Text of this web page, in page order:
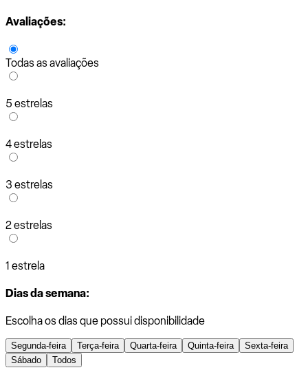
Avaliações:
Todas as avaliações
5 estrelas
4 estrelas
3 estrelas
2 estrelas
1 estrela
Dias da semana:
Escolha os dias que possui disponibilidade
Segunda-feira Terça-feira Quarta-feira Quinta-feira
Sexta-feira
Sábado
Todos